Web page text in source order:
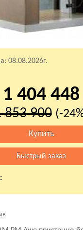
08.08.2026г.
1 404 448
853 900 (-